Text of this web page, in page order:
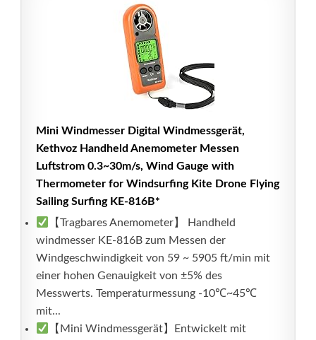
Mini Windmesser Digital Windmessgerät,
Kethvoz Handheld Anemometer Messen
Luftstrom 0.3~30m/s, Wind Gauge with
Thermometer for Windsurfing Kite Drone Flying
Sailing Surfing KE-816B*
【Tragbares Anemometer】 Handheld
windmesser KE-816B zum Messen der
Windgeschwindigkeit von 59 ~ 5905 ft/min mit
einer hohen Genauigkeit von ±5% des
Messwerts. Temperaturmessung -10℃~45℃
mit...
【Mini Windmessgerät】Entwickelt mit